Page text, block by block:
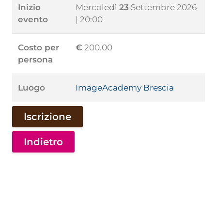
Inizio
evento
Mercoledì 23 Settembre 2026
| 20:00
Costo per
persona
€ 200.00
Luogo ImageAcademy Brescia
Iscrizione
Indietro